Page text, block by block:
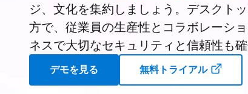
ジ、文化を集約しましょう。デスクト
方で、従業員の生産性とコラボレーシ
ネスで大切なセキュリティと信頼性も確
デモを見る 無料トライアル